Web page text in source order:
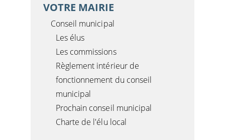
VOTRE MAIRIE
Conseil municipal
Les élus
Les commissions
Règlement intérieur de
fonctionnement du conseil
municipal
Prochain conseil municipal
Charte de l'élu local